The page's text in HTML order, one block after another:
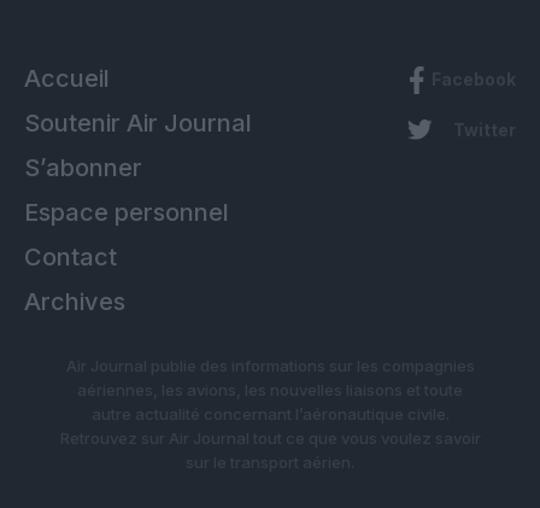
Accueil
Soutenir Air Journal
S’abonner
Espace personnel
Contact
Archives